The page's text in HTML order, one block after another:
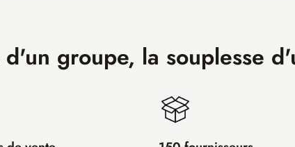
groupe, la souplesse